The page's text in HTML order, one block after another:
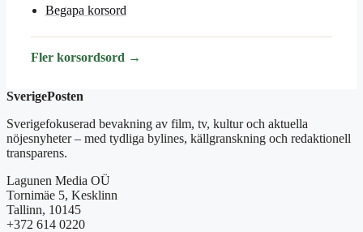
Begapa korsord
Fler korsordsord →
SverigePosten
Sverigefokuserad bevakning av film, tv, kultur och aktuella
nöjesnyheter – med tydliga bylines, källgranskning och redaktionell
transparens.
Lagunen Media OÜ
Tornimäe 5, Kesklinn
Tallinn, 10145
+372 614 0220